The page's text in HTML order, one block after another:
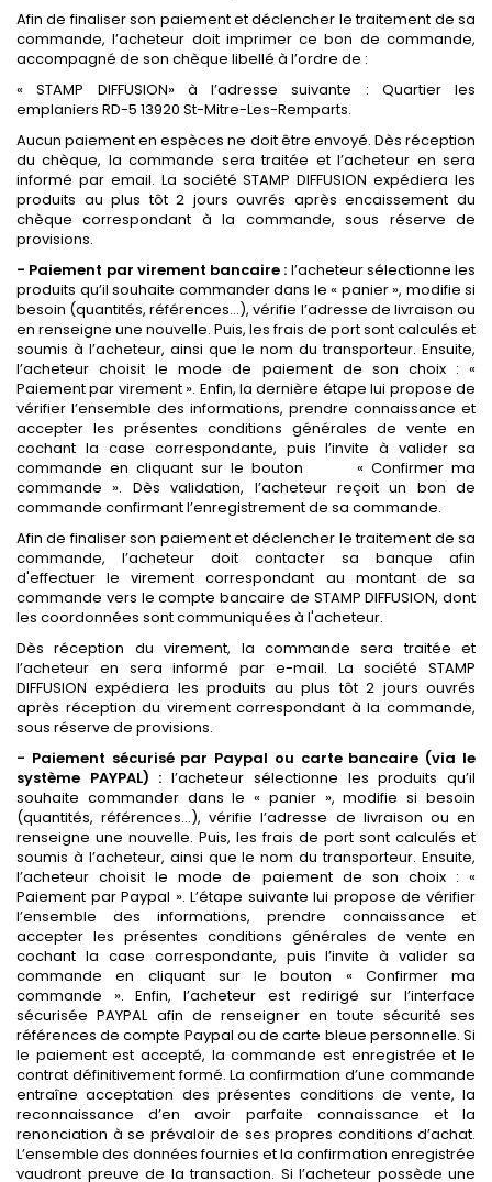
Afin de finaliser son paiement et déclencher le traitement de sa
commande, l’acheteur doit imprimer ce bon de commande,
accompagné de son chèque libellé à l’ordre de :
« STAMP DIFFUSION» à l’adresse suivante : Quartier les
emplaniers RD-5 13920 St-Mitre-Les-Remparts.
Aucun paiement en espèces ne doit être envoyé. Dès réception
du chèque, la commande sera traitée et l’acheteur en sera
informé par email. La société STAMP DIFFUSION expédiera les
produits au plus tôt 2 jours ouvrés après encaissement du
chèque correspondant à la commande, sous réserve de
provisions.
- Paiement par virement bancaire : l’acheteur sélectionne les
produits qu’il souhaite commander dans le « panier », modifie si
besoin (quantités, références…), vérifie l’adresse de livraison ou
en renseigne une nouvelle. Puis, les frais de port sont calculés et
soumis à l’acheteur, ainsi que le nom du transporteur. Ensuite,
l’acheteur choisit le mode de paiement de son choix : «
Paiement par virement ». Enfin, la dernière étape lui propose de
vérifier l’ensemble des informations, prendre connaissance et
accepter les présentes conditions générales de vente en
cochant la case correspondante, puis l’invite à valider sa
commande en cliquant sur le bouton « Confirmer ma
commande ». Dès validation, l’acheteur reçoit un bon de
commande confirmant l’enregistrement de sa commande.
Afin de finaliser son paiement et déclencher le traitement de sa
commande, l’acheteur doit contacter sa banque afin
d'effectuer le virement correspondant au montant de sa
commande vers le compte bancaire de STAMP DIFFUSION, dont
les coordonnées sont communiquées à l'acheteur.
Dès réception du virement, la commande sera traitée et
l’acheteur en sera informé par e-mail. La société STAMP
DIFFUSION expédiera les produits au plus tôt 2 jours ouvrés
après réception du virement correspondant à la commande,
sous réserve de provisions.
- Paiement sécurisé par Paypal ou carte bancaire (via le
système PAYPAL) : l’acheteur sélectionne les produits qu’il
souhaite commander dans le « panier », modifie si besoin
(quantités, références…), vérifie l’adresse de livraison ou en
renseigne une nouvelle. Puis, les frais de port sont calculés et
soumis à l’acheteur, ainsi que le nom du transporteur. Ensuite,
l’acheteur choisit le mode de paiement de son choix : «
Paiement par Paypal ». L’étape suivante lui propose de vérifier
l’ensemble des informations, prendre connaissance et
accepter les présentes conditions générales de vente en
cochant la case correspondante, puis l’invite à valider sa
commande en cliquant sur le bouton « Confirmer ma
commande ». Enfin, l’acheteur est redirigé sur l’interface
sécurisée PAYPAL afin de renseigner en toute sécurité ses
références de compte Paypal ou de carte bleue personnelle. Si
le paiement est accepté, la commande est enregistrée et le
contrat définitivement formé. La confirmation d’une commande
entraîne acceptation des présentes conditions de vente, la
reconnaissance d’en avoir parfaite connaissance et la
renonciation à se prévaloir de ses propres conditions d’achat.
L’ensemble des données fournies et la confirmation enregistrée
vaudront preuve de la transaction. Si l’acheteur possède une